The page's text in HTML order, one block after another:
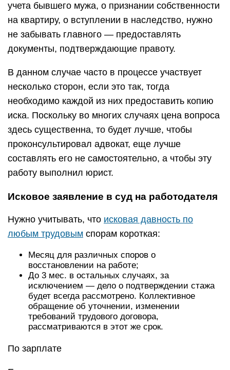
учета бывшего мужа, о признании собственности
на квартиру, о вступлении в наследство, нужно
не забывать главного — предоставлять
документы, подтверждающие правоту.
В данном случае часто в процессе участвует
несколько сторон, если это так, тогда
необходимо каждой из них предоставить копию
иска. Поскольку во многих случаях цена вопроса
здесь существенна, то будет лучше, чтобы
проконсультировал адвокат, еще лучше
составлять его не самостоятельно, а чтобы эту
работу выполнил юрист.
Исковое заявление в суд на работодателя
Нужно учитывать, что исковая давность по
любым трудовым спорам короткая:
Месяц для различных споров о
восстановлении на работе;
До 3 мес. в остальных случаях, за
исключением — дело о подтверждении стажа
будет всегда рассмотрено. Коллективное
обращение об уточнении, изменении
требований трудового договора,
рассматриваются в этот же срок.
По зарплате